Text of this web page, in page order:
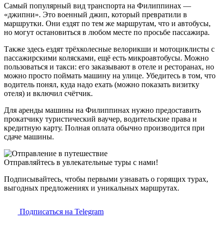
Самый популярный вид транспорта на Филиппинах —
«джипни». Это военный джип, который превратили в
маршрутки. Они ездят по тем же маршрутам, что и автобусы,
но могут остановиться в любом месте по просьбе пассажира.
Также здесь ездят трёхколесные велорикши и мотоциклисты с
пассажирскими колясками, ещё есть микроавтобусы. Можно
пользоваться и такси: его заказывают в отеле и ресторанах, но
можно просто поймать машину на улице. Убедитесь в том, что
водитель понял, куда надо ехать (можно показать визитку
отеля) и включил счётчик.
Для аренды машины на Филиппинах нужно предоставить
прокатчику туристический ваучер, водительские права и
кредитную карту. Полная оплата обычно производится при
сдаче машины.
Отправляйтесь в увлекательные туры с нами!
Подписывайтесь, чтобы первыми узнавать о горящих турах,
выгодных предложениях и уникальных маршрутах.
Подписаться на Telegram